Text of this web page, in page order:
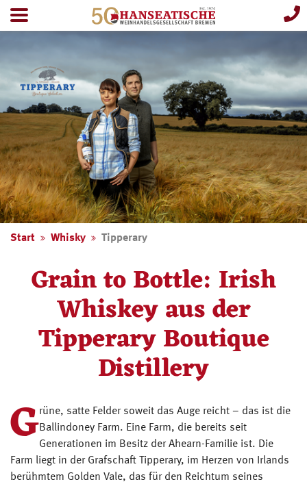
Start Whisky Tipperary
Grain to Bottle: Irish
Whiskey aus der
Tipperary Boutique
Distillery
Grüne, satte Felder soweit das Auge reicht – das ist die
Ballindoney Farm. Eine Farm, die bereits seit
Generationen im Besitz der Ahearn-Familie ist. Die
Farm liegt in der Grafschaft Tipperary, im Herzen von Irlands
berühmtem Golden Vale, das für den Reichtum seines